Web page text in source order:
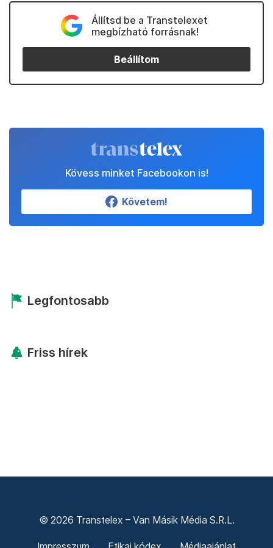
Állítsd be a Transtelexet
megbízható forrásnak!
Beállítom
Kövess minket Facebookon is!
Követem!
Legfontosabb
Friss hírek
© 2026 Transtelex – Van Másik Média S.R.L.